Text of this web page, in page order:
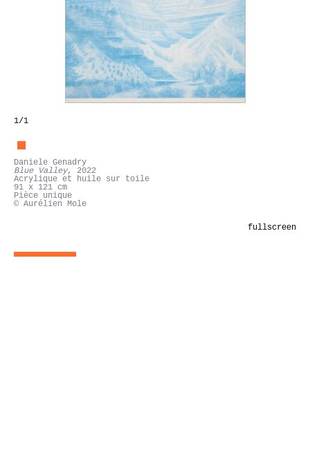
1/1
Daniele Genadry
Blue Valley, 2022
Acrylique et huile sur toile
91 x 121 cm
Pièce unique
© Aurélien Mole
fullscreen